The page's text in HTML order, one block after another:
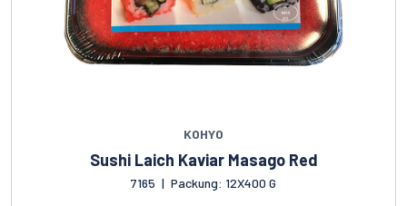
KOHYO
Sushi Laich Kaviar Masago Red
7165 | Packung: 12X400 G